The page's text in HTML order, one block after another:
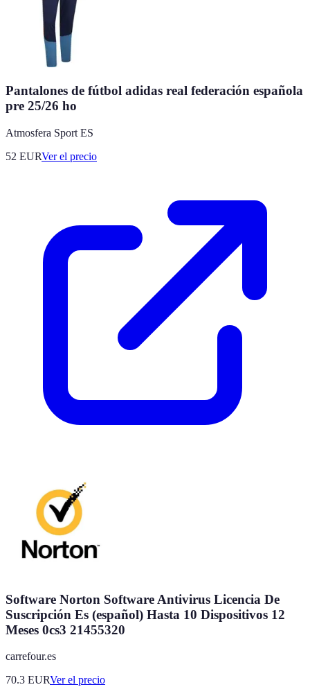
Pantalones de fútbol adidas real federación española
pre 25/26 ho
Atmosfera Sport ES
52 EURVer el precio
Software Norton Software Antivirus Licencia De
Suscripción Es (español) Hasta 10 Dispositivos 12
Meses 0cs3 21455320
carrefour.es
70.3 EURVer el precio